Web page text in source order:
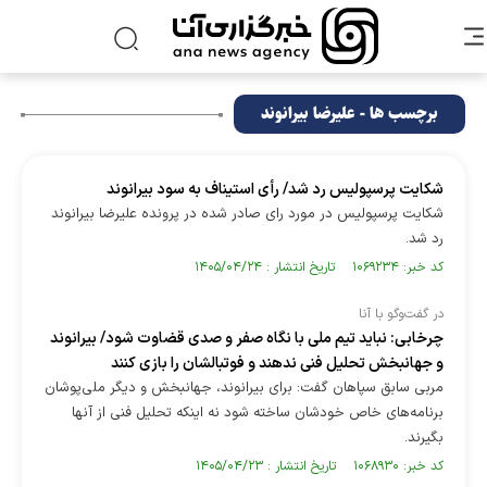
برچسب ها - علیرضا بیرانوند
شکایت پرسپولیس رد شد/ رأی استیناف به سود بیرانوند
شکایت پرسپولیس در مورد رای صادر شده در پرونده علیرضا بیرانوند
رد شد.
کد خبر: ۱۰۶۹۲۳۴ تاریخ انتشار : ۱۴۰۵/۰۴/۲۴
در گفت‌وگو با آنا
چرخابی: نباید تیم ملی با نگاه صفر و صدی قضاوت شود/ بیرانوند
و جهانبخش تحلیل فنی ندهند و فوتبالشان را بازی کنند
مربی سابق سپاهان گفت: برای بیرانوند، جهانبخش و دیگر ملی‌پوشان
برنامه‌های خاص خودشان ساخته شود نه اینکه تحلیل فنی از آنها
بگیرند.
کد خبر: ۱۰۶۸۹۳۰ تاریخ انتشار : ۱۴۰۵/۰۴/۲۳